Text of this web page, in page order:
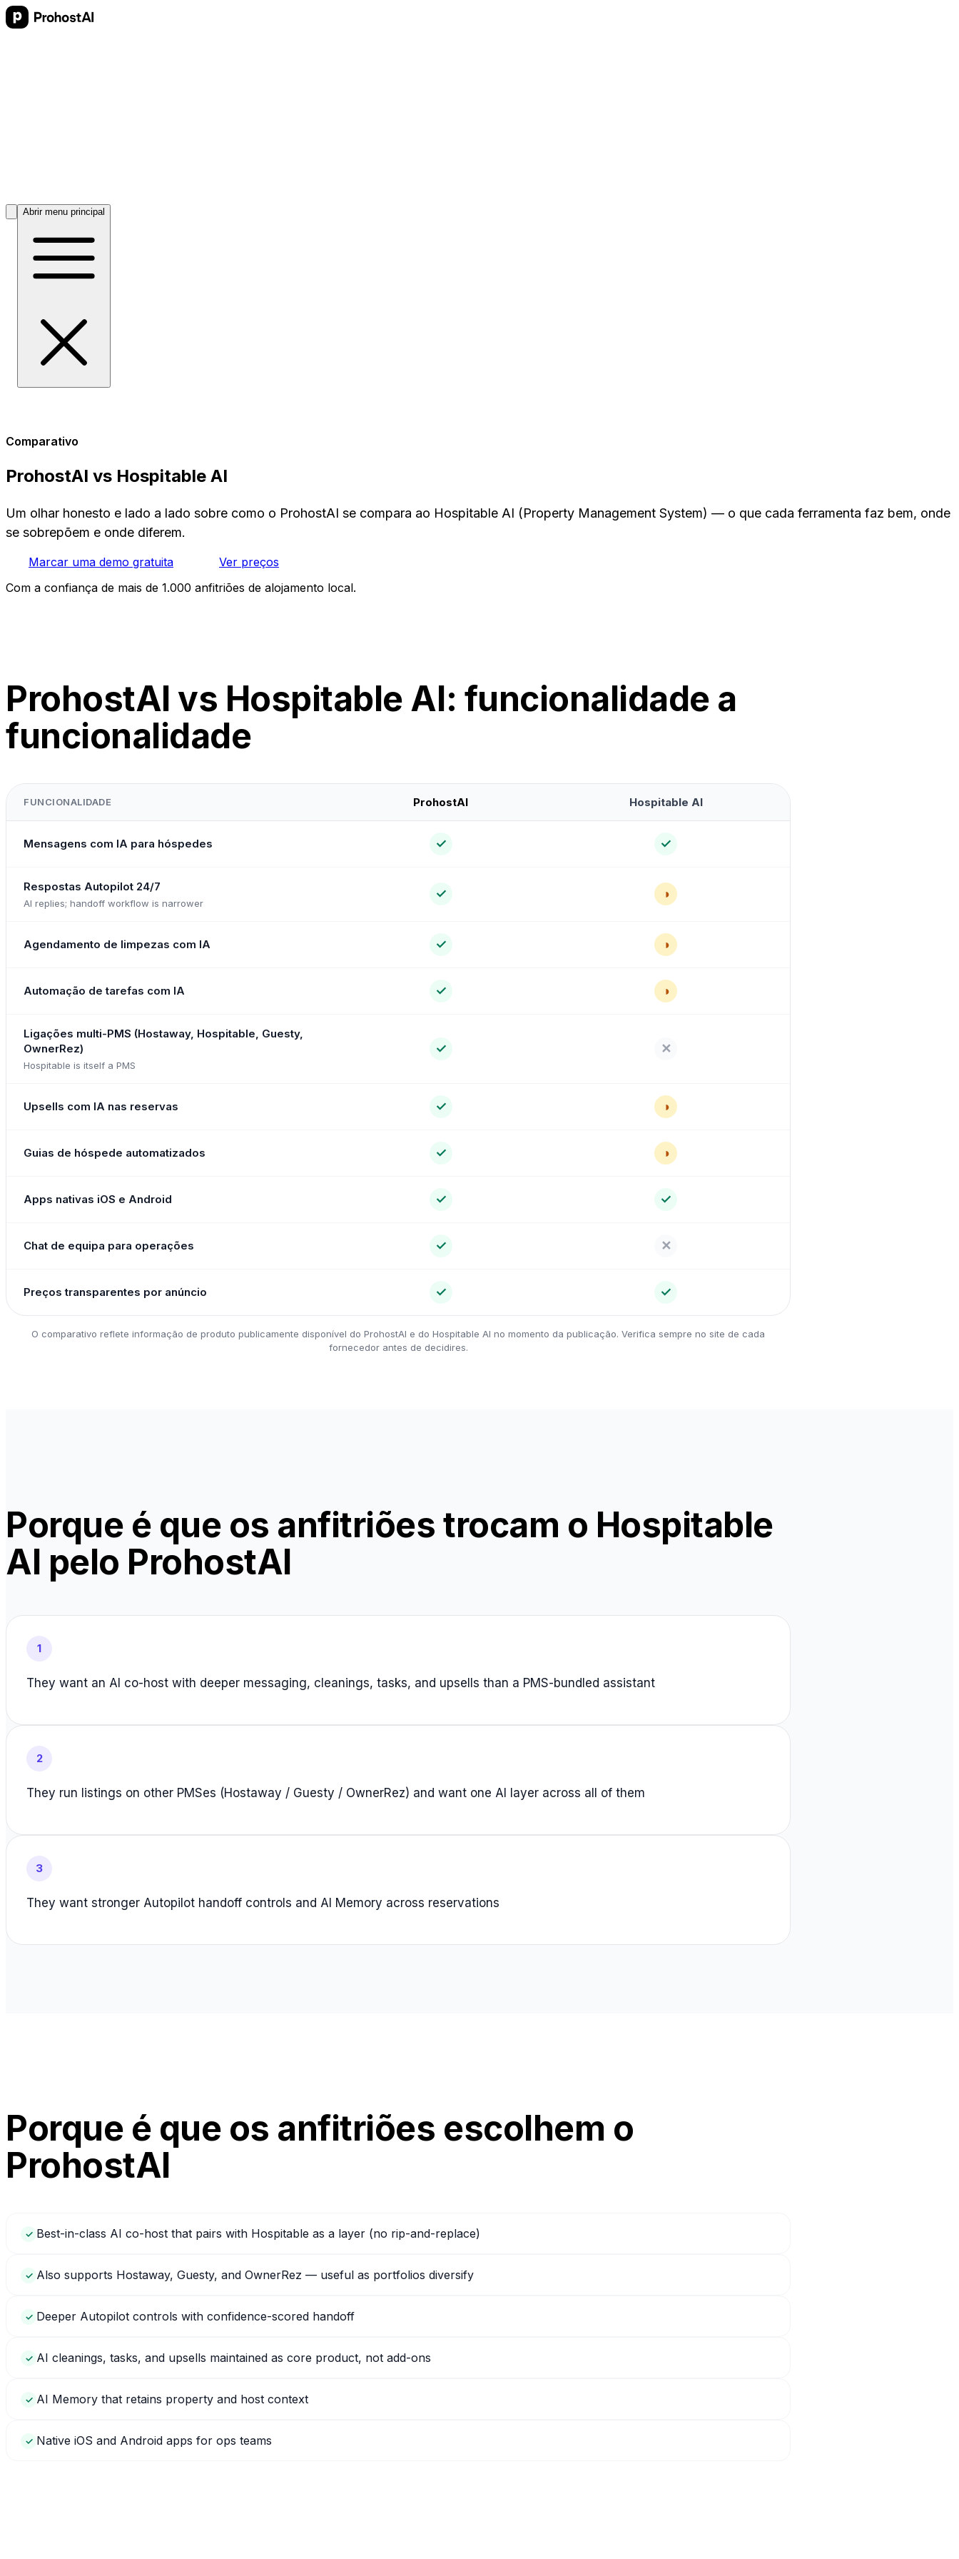
Abrir menu principal
Comparativo
ProhostAI vs Hospitable AI
Um olhar honesto e lado a lado sobre como o ProhostAI se compara ao Hospitable AI (Property Management System) — o que cada ferramenta faz bem, onde
se sobrepõem e onde diferem.
Marcar uma demo gratuita
Ver preços
Com a confiança de mais de 1.000 anfitriões de alojamento local.
ProhostAI vs Hospitable AI: funcionalidade a
funcionalidade
FUNCIONALIDADE ProhostAI Hospitable AI
Mensagens com IA para hóspedes ✓ ✓
Respostas Autopilot 24/7
AI replies; handoff workflow is narrower
✓ ◑
Agendamento de limpezas com IA ✓ ◑
Automação de tarefas com IA ✓ ◑
Ligações multi-PMS (Hostaway, Hospitable, Guesty,
OwnerRez)
Hospitable is itself a PMS
✓ ✕
Upsells com IA nas reservas ✓ ◑
Guias de hóspede automatizados ✓ ◑
Apps nativas iOS e Android ✓ ✓
Chat de equipa para operações ✓ ✕
Preços transparentes por anúncio ✓ ✓
O comparativo reflete informação de produto publicamente disponível do ProhostAI e do Hospitable AI no momento da publicação. Verifica sempre no site de cada
fornecedor antes de decidires.
Porque é que os anfitriões trocam o Hospitable
AI pelo ProhostAI
1
They want an AI co-host with deeper messaging, cleanings, tasks, and upsells than a PMS-bundled assistant
2
They run listings on other PMSes (Hostaway / Guesty / OwnerRez) and want one AI layer across all of them
3
They want stronger Autopilot handoff controls and AI Memory across reservations
Porque é que os anfitriões escolhem o
ProhostAI
✓ Best-in-class AI co-host that pairs with Hospitable as a layer (no rip-and-replace)
✓ Also supports Hostaway, Guesty, and OwnerRez — useful as portfolios diversify
✓ Deeper Autopilot controls with confidence-scored handoff
✓ AI cleanings, tasks, and upsells maintained as core product, not add-ons
✓ AI Memory that retains property and host context
✓ Native iOS and Android apps for ops teams